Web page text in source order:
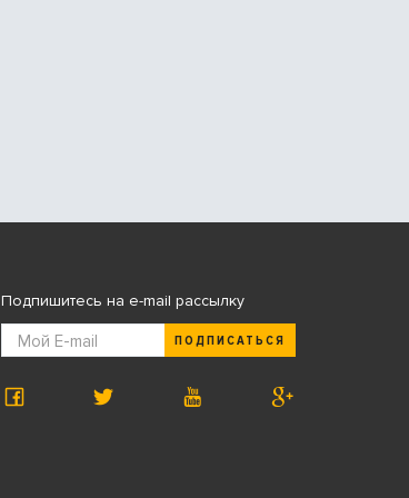
Подпишитесь на e-mail рассылку
ПОДПИСАТЬСЯ